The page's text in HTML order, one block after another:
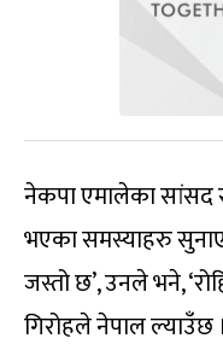
नेकपा एमालेका सांसद
भएका समस्याहरु
जस्तो छ’, उनले भने,
गिरोहले नेपाल ल्याउँछ